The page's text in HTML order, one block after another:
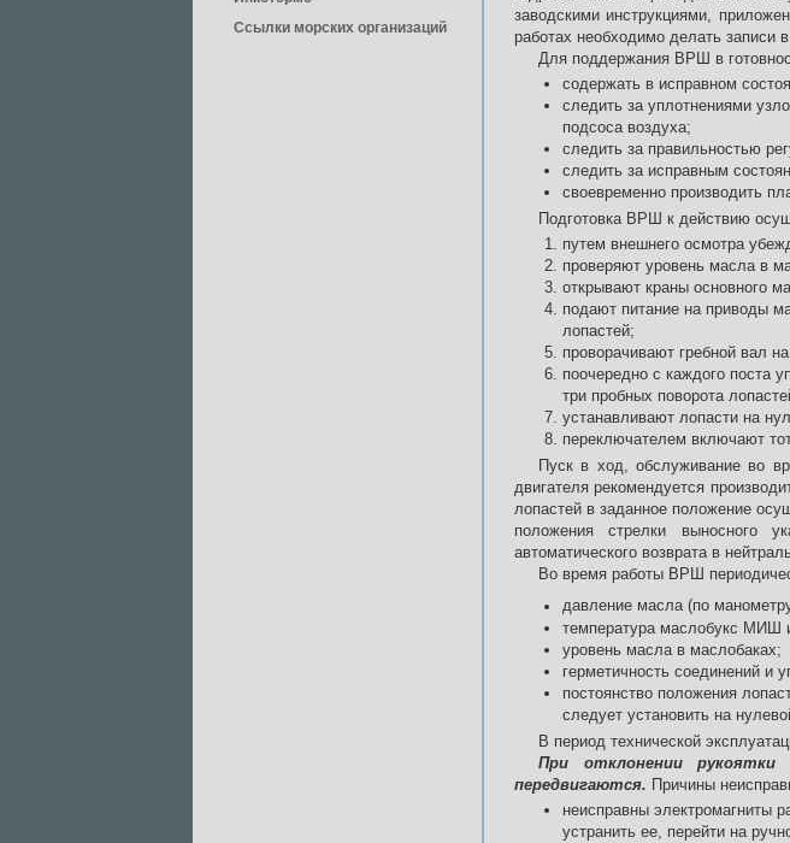
Ссылки морских организаций
заводскими инструкциями,
работах необходимо делать
Для поддержания ВРШ в
содержать в исправном
следить за уплотнениями
подсоса воздуха;
следить за правильностью
следить за исправным
своевременно производить
Подготовка ВРШ к действию
путем внешнего осмотра
проверяют уровень масла в
открывают краны основного
подают питание на приводы
лопастей;
проворачивают гребной вал
поочередно с каждого поста
три пробных поворота
устанавливают лопасти на
переключателем включают
Пуск в ход, обслуживание во
двигателя рекомендуется
лопастей в заданное положение
положения стрелки выносного
автоматического возврата в
Во время работы ВРШ
давление масла (по
температура маслобукс МИШ
уровень масла в маслобаках;
герметичность соединений и
постоянство положения
следует установить на
В период технической
При отклонении рукоятки
передвигаются. Причины
неисправны электромагниты
устранить ее, перейти на